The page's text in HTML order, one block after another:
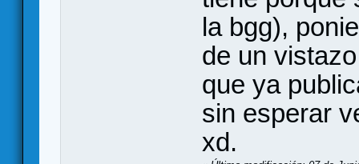
la bgg),
de un
que ya
sin esperar
xd.